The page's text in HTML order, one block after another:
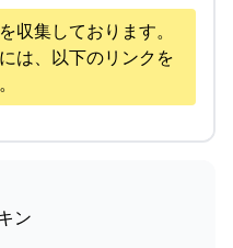
収集しております。
は、以下のリンクを
ン